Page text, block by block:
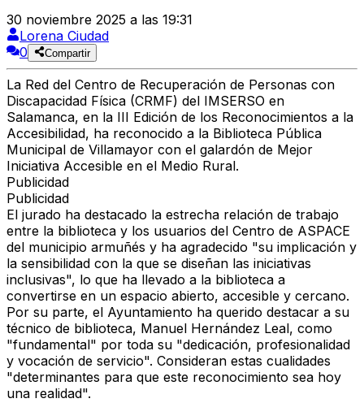
30 noviembre 2025 a las 19:31
Lorena Ciudad
0
Compartir
La Red del Centro de Recuperación de Personas con
Discapacidad Física (CRMF) del IMSERSO en
Salamanca, en la III Edición de los Reconocimientos a la
Accesibilidad, ha reconocido a la Biblioteca Pública
Municipal de Villamayor con el galardón de Mejor
Iniciativa Accesible en el Medio Rural.
Publicidad
Publicidad
El jurado ha destacado la estrecha relación de trabajo
entre la biblioteca y los usuarios del Centro de ASPACE
del municipio armuñés y ha agradecido "su implicación y
la sensibilidad con la que se diseñan las iniciativas
inclusivas", lo que ha llevado a la biblioteca a
convertirse en un espacio abierto, accesible y cercano.
Por su parte, el Ayuntamiento ha querido destacar a su
técnico de biblioteca, Manuel Hernández Leal, como
"fundamental" por toda su "dedicación, profesionalidad
y vocación de servicio". Consideran estas cualidades
"determinantes para que este reconocimiento sea hoy
una realidad".